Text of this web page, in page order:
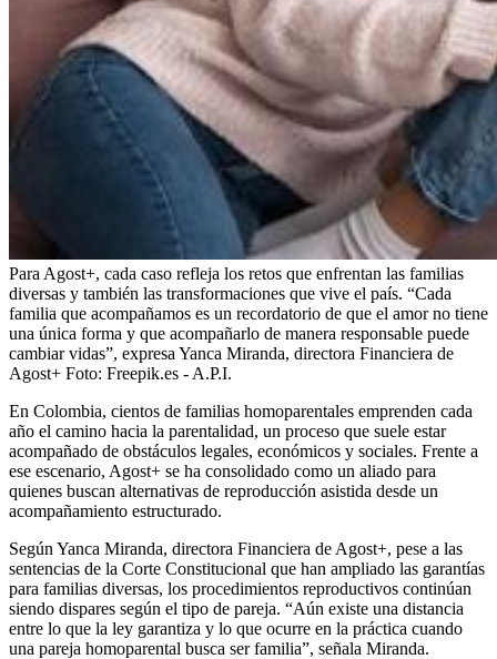
Para Agost+, cada caso refleja los retos que enfrentan las familias
diversas y también las transformaciones que vive el país. “Cada
familia que acompañamos es un recordatorio de que el amor no tiene
una única forma y que acompañarlo de manera responsable puede
cambiar vidas”, expresa Yanca Miranda, directora Financiera de
Agost+ Foto: Freepik.es - A.P.I.
En Colombia, cientos de familias homoparentales emprenden cada
año el camino hacia la parentalidad, un proceso que suele estar
acompañado de obstáculos legales, económicos y sociales. Frente a
ese escenario, Agost+ se ha consolidado como un aliado para
quienes buscan alternativas de reproducción asistida desde un
acompañamiento estructurado.
Según Yanca Miranda, directora Financiera de Agost+, pese a las
sentencias de la Corte Constitucional que han ampliado las garantías
para familias diversas, los procedimientos reproductivos continúan
siendo dispares según el tipo de pareja. “Aún existe una distancia
entre lo que la ley garantiza y lo que ocurre en la práctica cuando
una pareja homoparental busca ser familia”, señala Miranda.